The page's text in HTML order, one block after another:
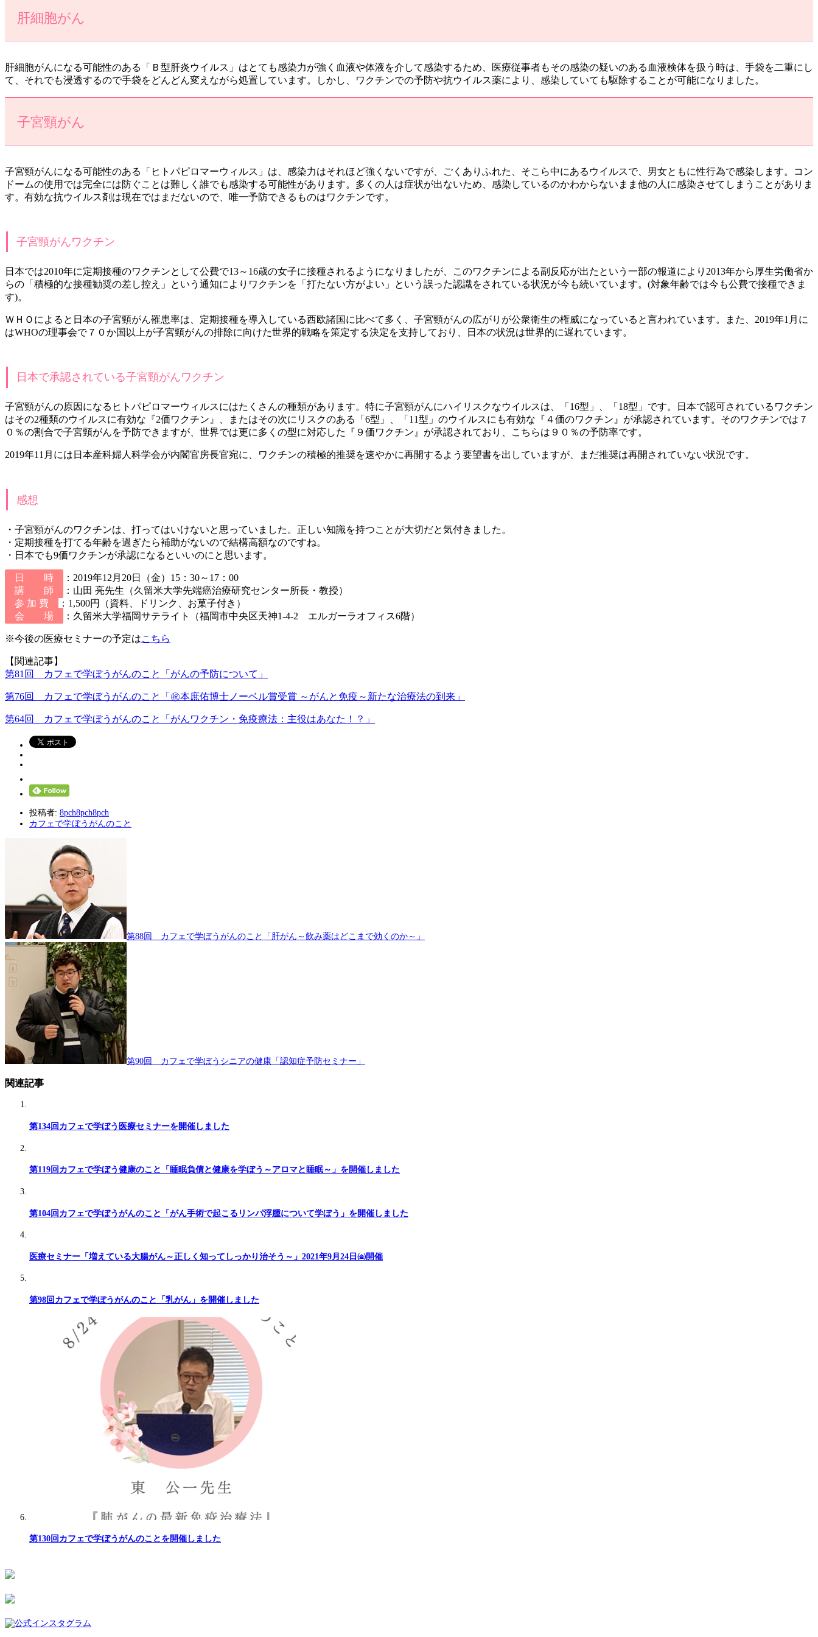
肝細胞がん
肝細胞がんになる可能性のある「Ｂ型肝炎ウイルス」はとても感染力が強く血液や体液を介して感染するため、医療従事者もその感染の疑いのある血液検体を扱う時は、手袋を二重にし
て、それでも浸透するので手袋をどんどん変えながら処置しています。しかし、ワクチンでの予防や抗ウイルス薬により、感染していても駆除することが可能になりました。
子宮頸がん
子宮頸がんになる可能性のある「ヒトパピロマーウィルス」は、感染力はそれほど強くないですが、ごくありふれた、そこら中にあるウイルスで、男女ともに性行為で感染します。コン
ドームの使用では完全には防ぐことは難しく誰でも感染する可能性があります。多くの人は症状が出ないため、感染しているのかわからないまま他の人に感染させてしまうことがありま
す。有効な抗ウイルス剤は現在ではまだないので、唯一予防できるものはワクチンです。
子宮頸がんワクチン
日本では2010年に定期接種のワクチンとして公費で13～16歳の女子に接種されるようになりましたが、このワクチンによる副反応が出たという一部の報道により2013年から厚生労働省か
らの「積極的な接種勧奨の差し控え」という通知によりワクチンを「打たない方がよい」という誤った認識をされている状況が今も続いています。(対象年齢では今も公費で接種できま
す)。
ＷＨＯによると日本の子宮頸がん罹患率は、定期接種を導入している西欧諸国に比べて多く、子宮頸がんの広がりが公衆衛生の権威になっていると言われています。また、2019年1月に
はWHOの理事会で７０か国以上が子宮頸がんの排除に向けた世界的戦略を策定する決定を支持しており、日本の状況は世界的に遅れています。
日本で承認されている子宮頸がんワクチン
子宮頸がんの原因になるヒトパピロマーウィルスにはたくさんの種類があります。特に子宮頸がんにハイリスクなウイルスは、「16型」、「18型」です。日本で認可されているワクチン
はその2種類のウイルスに有効な『2価ワクチン』、またはその次にリスクのある「6型」、「11型」のウイルスにも有効な『４価のワクチン』が承認されています。そのワクチンでは７
０％の割合で子宮頸がんを予防できますが、世界では更に多くの型に対応した『９価ワクチン』が承認されており、こちらは９０％の予防率です。
2019年11月には日本産科婦人科学会が内閣官房長官宛に、ワクチンの積極的推奨を速やかに再開するよう要望書を出していますが、まだ推奨は再開されていない状況です。
感想
・子宮頸がんのワクチンは、打ってはいけないと思っていました。正しい知識を持つことが大切だと気付きました。
・定期接種を打てる年齢を過ぎたら補助がないので結構高額なのですね。
・日本でも9価ワクチンが承認になるといいのにと思います。
日 時
：2019年12月20日（金）15：30～17：00
講 師
：山田 亮先生（久留米大学先端癌治療研究センター所長・教授）
参 加 費
：1,500円（資料、ドリンク、お菓子付き）
会 場
：久留米大学福岡サテライト（福岡市中央区天神1-4-2 エルガーラオフィス6階）
※今後の医療セミナーの予定はこちら
【関連記事】
第81回 カフェで学ぼうがんのこと「がんの予防について」
第76回 カフェで学ぼうがんのこと「㊗本庶佑博士ノーベル賞受賞 ～がんと免疫～新たな治療法の到来」
第64回 カフェで学ぼうがんのこと「がんワクチン・免疫療法：主役はあなた！？」
投稿者: 8pch8pch8pch
カフェで学ぼうがんのこと
第88回 カフェで学ぼうがんのこと「肝がん～飲み薬はどこまで効くのか～」
第90回 カフェで学ぼうシニアの健康「認知症予防セミナー」
関連記事
第134回カフェで学ぼう医療セミナーを開催しました
第119回カフェで学ぼう健康のこと「睡眠負債と健康を学ぼう～アロマと睡眠～」を開催しました
第104回カフェで学ぼうがんのこと「がん手術で起こるリンパ浮腫について学ぼう」を開催しました
医療セミナー「増えている大腸がん～正しく知ってしっかり治そう～」2021年9月24日㈮開催
第98回カフェで学ぼうがんのこと「乳がん」を開催しました
第130回カフェで学ぼうがんのことを開催しました